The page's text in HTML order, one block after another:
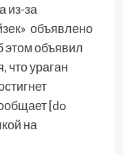
из-за
объявлено
этом объявил
что ураган
[do
на